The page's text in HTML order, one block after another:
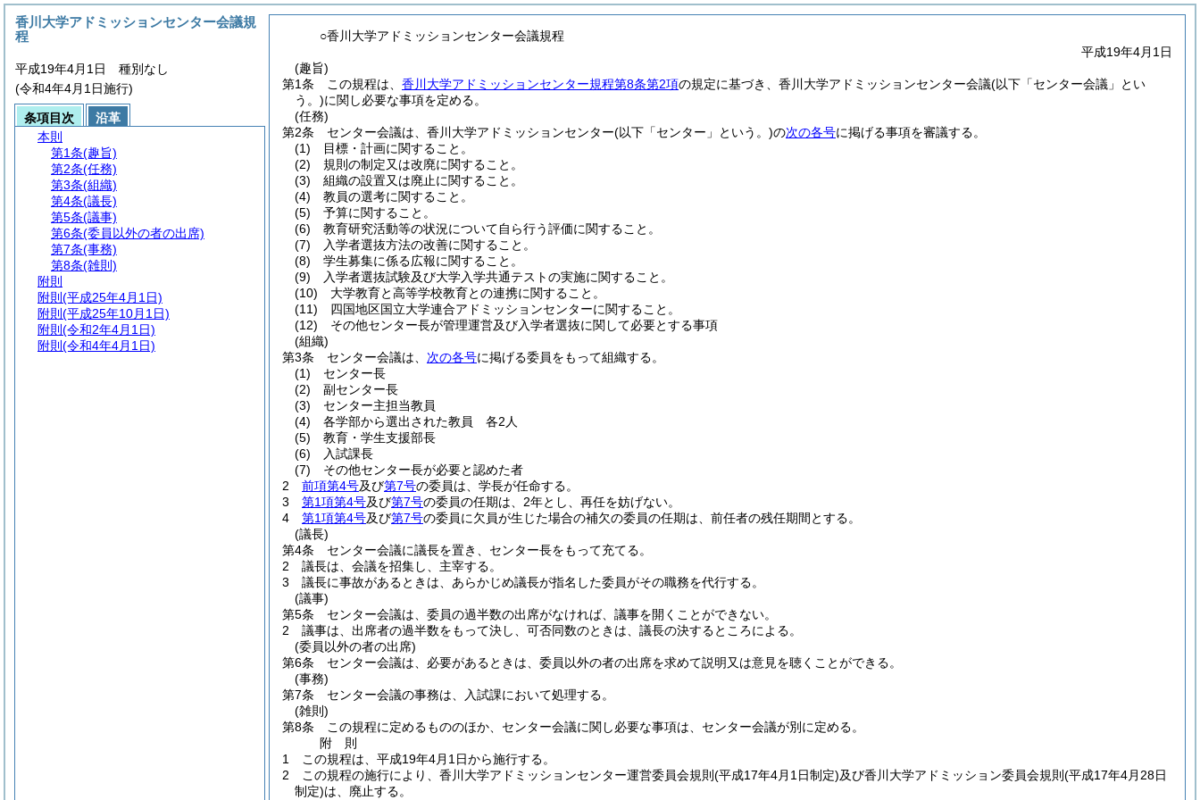
○香川大学アドミッションセンター会議規程
平成19年4月1日
(趣旨)
第1条
この規程は、 香川大学アドミッションセンター規程第8条第2項の規定に基づき、香川大学アドミッションセンター会議(以下「センター会議」とい
う。)に関し必要な事項を定める。
(任務)
第2条
センター会議は、香川大学アドミッションセンター(以下「センター」という。)の次の各号に掲げる事項を審議する。
(1)
目標・計画に関すること。
(2)
規則の制定又は改廃に関すること。
(3)
組織の設置又は廃止に関すること。
(4)
教員の選考に関すること。
(5)
予算に関すること。
(6)
教育研究活動等の状況について自ら行う評価に関すること。
(7)
入学者選抜方法の改善に関すること。
(8)
学生募集に係る広報に関すること。
(9)
入学者選抜試験及び大学入学共通テストの実施に関すること。
(10)
大学教育と高等学校教育との連携に関すること。
(11)
四国地区国立大学連合アドミッションセンターに関すること。
(12)
その他センター長が管理運営及び入学者選抜に関して必要とする事項
(組織)
第3条
センター会議は、 次の各号に掲げる委員をもって組織する。
(1)
センター長
(2)
副センター長
(3)
センター主担当教員
(4)
各学部から選出された教員 各2人
(5)
教育・学生支援部長
(6)
入試課長
(7)
その他センター長が必要と認めた者
2
前項第4号及び第7号の委員は、学長が任命する。
3
第1項第4号及び第7号の委員の任期は、2年とし、再任を妨げない。
4
第1項第4号及び第7号の委員に欠員が生じた場合の補欠の委員の任期は、前任者の残任期間とする。
(議長)
第4条
センター会議に議長を置き、センター長をもって充てる。
2
議長は、会議を招集し、主宰する。
3
議長に事故があるときは、あらかじめ議長が指名した委員がその職務を代行する。
(議事)
第5条
センター会議は、委員の過半数の出席がなければ、議事を開くことができない。
2
議事は、出席者の過半数をもって決し、可否同数のときは、議長の決するところによる。
(委員以外の者の出席)
第6条
センター会議は、必要があるときは、委員以外の者の出席を求めて説明又は意見を聴くことができる。
(事務)
第7条
センター会議の事務は、入試課において処理する。
(雑則)
第8条
この規程に定めるもののほか、センター会議に関し必要な事項は、センター会議が別に定める。
附 則
1
この規程は、平成19年4月1日から施行する。
2
この規程の施行により、香川大学アドミッションセンター運営委員会規則 (平成17年4月1日制定)及び香川大学アドミッション委員会規則 (平成17年4月28日
制定)は、廃止する。
香川大学アドミッションセンター会議規
程
平成19年4月1日 種別なし
(令和4年4月1日施行)
条項目次
沿革
本則
第1条(趣旨)
第2条(任務)
第3条(組織)
第4条(議長)
第5条(議事)
第6条(委員以外の者の出席)
第7条(事務)
第8条(雑則)
附則
附則 (平成25年4月1日)
附則 (平成25年10月1日)
附則 (令和2年4月1日)
附則 (令和4年4月1日)